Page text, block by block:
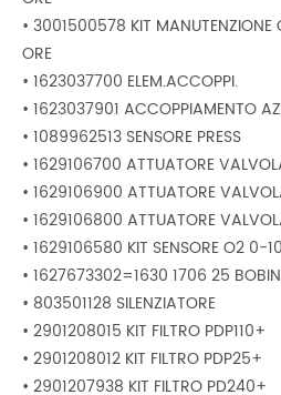
• 3001500578 KIT
ORE
• 1623037700 ELEM.ACCOPPI.
• 1623037901 ACCOPPIAMENTO
• 1089962513 SENSORE PRESS
• 1629106700 ATTUATORE
• 1629106900 ATTUATORE
• 1629106800 ATTUATORE
• 1629106580 KIT SENSORE O2 0-
• 1627673302=1630 1706 25
• 803501128 SILENZIATORE
• 2901208015 KIT FILTRO PDP110+
• 2901208012 KIT FILTRO PDP25+
• 2901207938 KIT FILTRO PD240+